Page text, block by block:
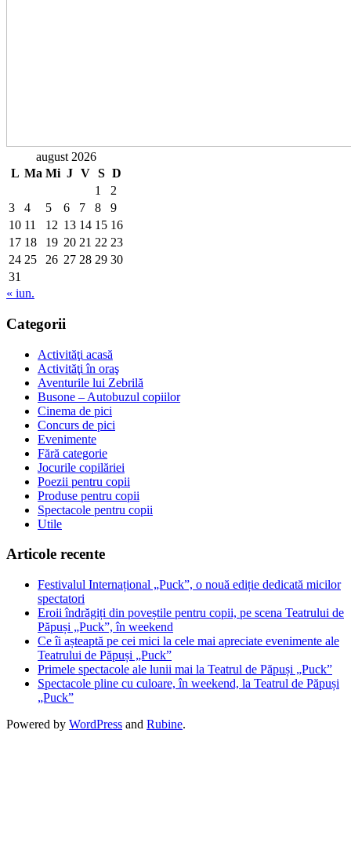
august 2026
L Ma Mi J V S D
1
2
3
4 5 6 7 8
9
10 11 12 13 14 15 16
17 18 19 20 21 22 23
24 25 26 27 28 29 30
31
« iun.
Categorii
Activităţi acasă
Activităţi în oraş
Aventurile lui Zebrilă
Busone – Autobuzul copiilor
Cinema de pici
Concurs de pici
Evenimente
Fără categorie
Jocurile copilăriei
Poezii pentru copii
Produse pentru copii
Spectacole pentru copii
Utile
Articole recente
Festivalul Internațional „Puck”, o nouă ediție dedicată micilor
spectatori
Eroii îndrăgiți din poveștile pentru copii, pe scena Teatrului de
Păpuși „Puck”, în weekend
Ce îi așteaptă pe cei mici la cele mai apreciate evenimente ale
Teatrului de Păpuși „Puck”
Primele spectacole ale lunii mai la Teatrul de Păpuși „Puck”
Spectacole pline cu culoare, în weekend, la Teatrul de Păpuși
„Puck”
Powered by WordPress and Rubine.